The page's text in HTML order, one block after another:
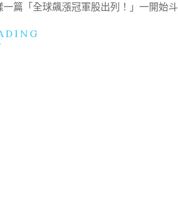
篇「全球飆漲冠軍股出列！」一開始斗